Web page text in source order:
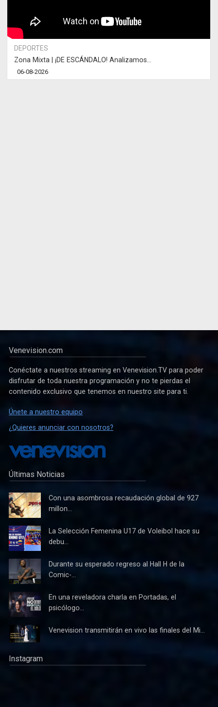
DEPORTES
Zona Mixta | ¡DE ESCÁNDALO! Analizamos...
06-08-2026
Venevision.com
Conéctate a nuestros streaming en Venevision.TV para poder
disfrutar de toda nuestra programación y no te pierdas el
contenido exclusivo que tenemos en nuestro site para ti.
Únete a nuestro equipo
¿Quieres anunciar con nosotros?
Últimas Noticias
Con una asombrosa recaudación global de 927
millon...
La Selección Femenina U17 de Voleibol hace su
debu...
Durante su esperado regreso al Hall H de la
Comic-...
En una reveladora charla en Portadas, el
psicólogo...
Venevision transmitirán en vivo las finales del Mi...
Instagram